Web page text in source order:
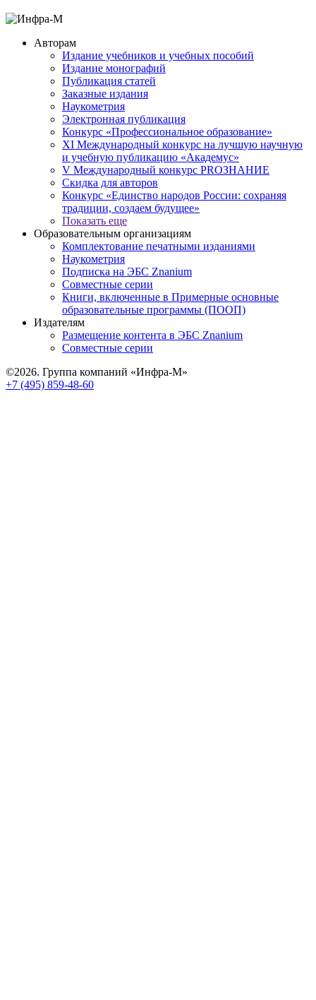
Авторам
Издание учебников и учебных пособий
Издание монографий
Публикация статей
Заказные издания
Наукометрия
Электронная публикация
Конкурс «Профессиональное образование»
XI Международный конкурс на лучшую научную
и учебную публикацию «Академус»
V Международный конкурс PROЗНАНИЕ
Скидка для авторов
Конкурс «Единство народов России: сохраняя
традиции, создаем будущее»
Показать еще
Образовательным организациям
Комплектование печатными изданиями
Наукометрия
Подписка на ЭБС Znanium
Совместные серии
Книги, включенные в Примерные основные
образовательные программы (ПООП)
Издателям
Размещение контента в ЭБС Znanium
Совместные серии
©2026. Группа компаний «Инфра-М»
+7 (495) 859-48-60